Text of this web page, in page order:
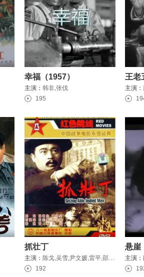
幸福（1957）
主演： 韩非,张伐
195
王老
主演：
抓壮丁
主演：
陈戈,吴雪,尹文媛,雷平,邵华,王志刚,张逸生
192
悬崖
主演：